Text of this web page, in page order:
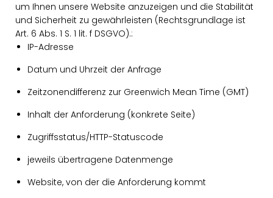
um Ihnen unsere Website anzuzeigen und die Stabilität
und Sicherheit zu gewährleisten (Rechtsgrundlage ist
Art. 6 Abs. 1 S. 1 lit. f DSGVO).:
IP-Adresse
Datum und Uhrzeit der Anfrage
Zeitzonendifferenz zur Greenwich Mean Time (GMT)
Inhalt der Anforderung (konkrete Seite)
Zugriffsstatus/HTTP-Statuscode
jeweils übertragene Datenmenge
Website, von der die Anforderung kommt